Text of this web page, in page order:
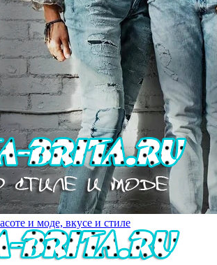
и моде, вкусе и стиле